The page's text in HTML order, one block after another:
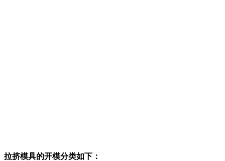
拉挤模具的开模分类如下：